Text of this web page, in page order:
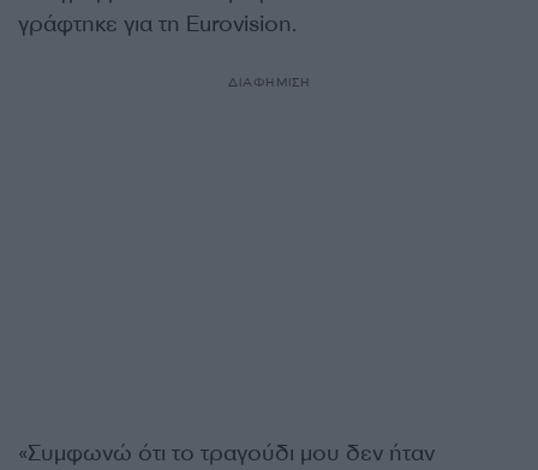
γράφτηκε για τη Eurovision.
ΔΙΑΦΗΜΙΣΗ
«Συμφωνώ ότι το τραγούδι μου δεν ήταν